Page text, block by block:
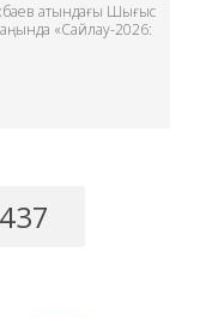
атындағы Шығыс
«Сайлау-2026:
437